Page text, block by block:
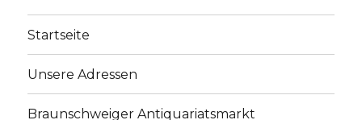
Startseite
Unsere Adressen
Braunschweiger Antiquariatsmarkt